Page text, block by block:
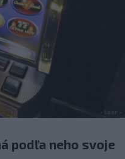
podľa neho svoje